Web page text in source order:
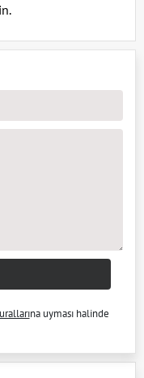
na uyması halinde